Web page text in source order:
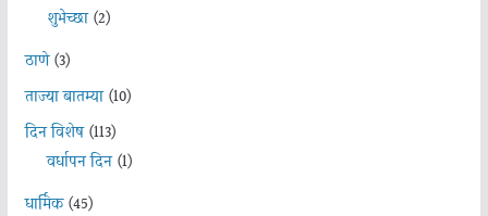
शुभेच्छा(2)
ठाणे(3)
ताज्या बातम्या(10)
दिन विशेष(113)
वर्धापन दिन(1)
धार्मिक(45)